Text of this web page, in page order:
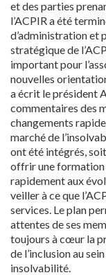
et des parties
l’ACPIR a été
d’administration et
stratégique de
important pour
nouvelles
a écrit le président
commentaires des
changements
marché de
ont été intégrés,
offrir une formation
rapidement aux
veiller à ce que
services. Le plan
attentes de ses
toujours à cœur la
de l’inclusion au
insolvabilité.